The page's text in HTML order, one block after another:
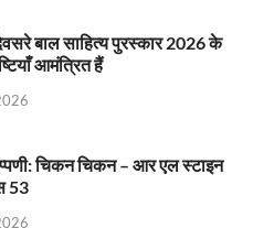
बाल साहित्य पुरस्कार 2026 के
आमंत्रित हैं
चिकन चिकन – आर एल स्टाइन
53